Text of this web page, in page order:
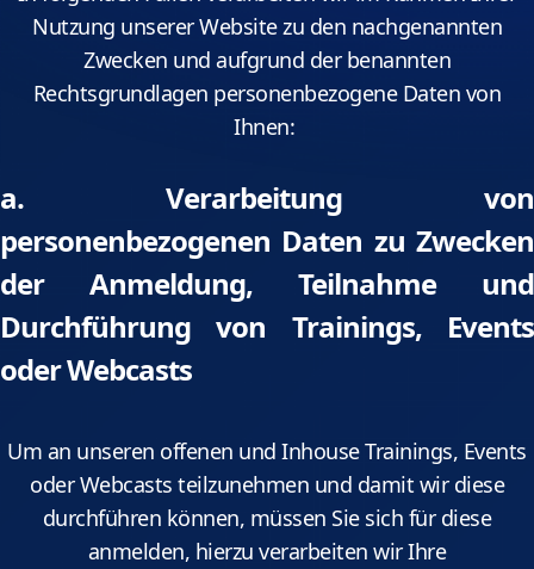
Nutzung unserer Website zu den nachgenannten
Zwecken und aufgrund der benannten
Rechtsgrundlagen personenbezogene Daten von
Ihnen:
a. Verarbeitung von
personenbezogenen Daten zu Zwecken
der Anmeldung, Teilnahme und
Durchführung von Trainings, Events
oder Webcasts
Um an unseren offenen und Inhouse Trainings, Events
oder Webcasts teilzunehmen und damit wir diese
durchführen können, müssen Sie sich für diese
anmelden, hierzu verarbeiten wir Ihre